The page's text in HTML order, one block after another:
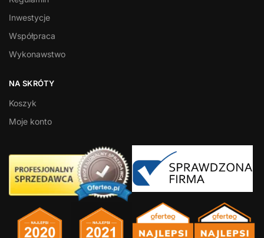
Inwestycje
Współpraca
Wykonawstwo
NA SKRÓTY
Koszyk
Moje konto